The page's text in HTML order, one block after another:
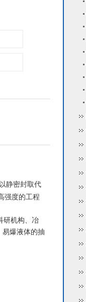
静密封取代
强度的工程
研机构、冶
爆液体的抽